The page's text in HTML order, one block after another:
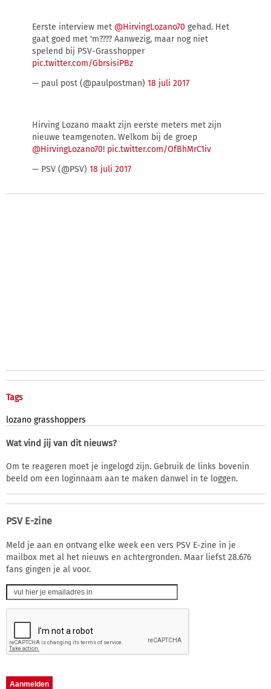
Eerste interview met @HirvingLozano70 gehad. Het
gaat goed met 'm???? Aanwezig, maar nog niet
spelend bij PSV-Grasshopper
pic.twitter.com/GbrsisiPBz
— paul post (@paulpostman) 18 juli 2017
Hirving Lozano maakt zijn eerste meters met zijn
nieuwe teamgenoten. Welkom bij de groep
@HirvingLozano70! pic.twitter.com/OfBhMrC1iv
— PSV (@PSV) 18 juli 2017
Tags
lozano grasshoppers
Wat vind jij van dit nieuws?
Om te reageren moet je ingelogd zijn. Gebruik de links bovenin
beeld om een loginnaam aan te maken danwel in te loggen.
PSV E-zine
Meld je aan en ontvang elke week een vers PSV E-zine in je
mailbox met al het nieuws en achtergronden. Maar liefst 28.676
fans gingen je al voor.